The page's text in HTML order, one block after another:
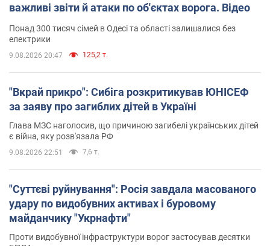
важливі звіти й атаки по об'єктах ворога. Відео
Понад 300 тисяч сімей в Одесі та області залишалися без
електрики
9.08.2026 20:47 125,2 т.
"Вкрай прикро": Сибіга розкритикував ЮНІСЕФ
за заяву про загиблих дітей в Україні
Глава МЗС наголосив, що причиною загибелі українських дітей
є війна, яку розв'язала РФ
9.08.2026 22:51 7,6 т.
"Суттєві руйнування": Росія завдала масованого
удару по видобувних активах і буровому
майданчику "Укрнафти"
Проти видобувної інфраструктури ворог застосував десятки